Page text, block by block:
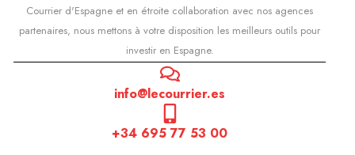
Courrier d'Espagne et en étroite collaboration avec nos agences
partenaires, nous mettons à votre disposition les meilleurs outils pour
investir en Espagne.
info@lecourrier.es
+34 695 77 53 00